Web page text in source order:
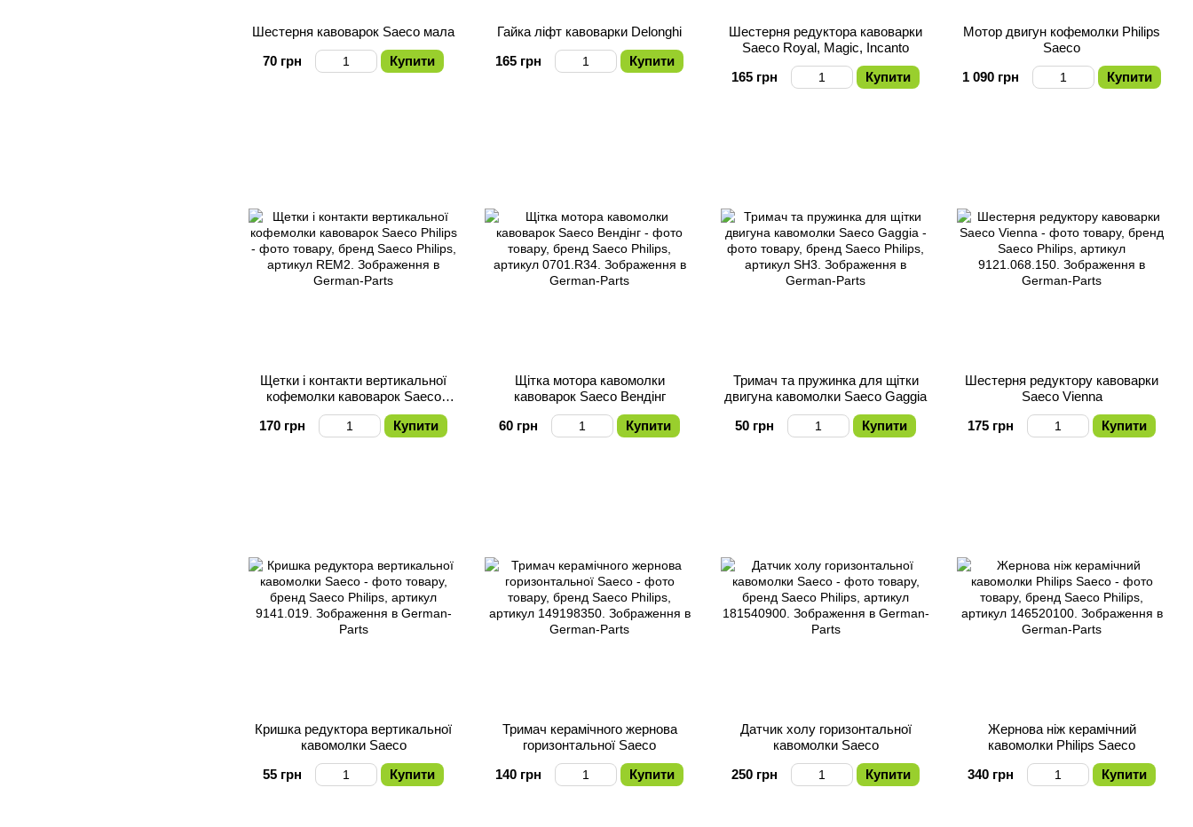
Шестерня кавоварок Saeco мала
70 грн
Купити
Гайка ліфт кавоварки Delonghi
165 грн
Купити
Шестерня редуктора кавоварки
Saeco Royal, Magic, Incanto
165 грн
Купити
Мотор двигун кофемолки Philips
Saeco
1 090 грн
Купити
Щетки і контакти вертикальної
кофемолки кавоварок Saeco
Philips
170 грн
Купити
Щітка мотора кавомолки
кавоварок Saeco Вендінг
60 грн
Купити
Тримач та пружинка для щітки
двигуна кавомолки Saeco Gaggia
50 грн
Купити
Шестерня редуктору кавоварки
Saeco Vienna
175 грн
Купити
Кришка редуктора вертикальної
кавомолки Saeco
55 грн
Купити
Тримач керамічного жернова
горизонтальної Saeco
140 грн
Купити
Датчик холу горизонтальної
кавомолки Saeco
250 грн
Купити
Жернова ніж керамічний
кавомолки Philips Saeco
340 грн
Купити